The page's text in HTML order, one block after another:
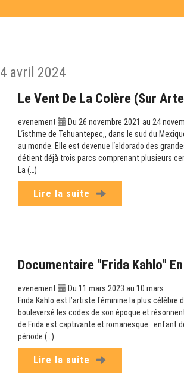
4 avril 2024
Le Vent De La Colère (sur
evenement
Du 26 novembre 2021 au 24
Lʹisthme de Tehuantepec,, dans le sud du
au monde. Elle est devenue lʹeldorado des
détient déjà trois parcs comprenant plusieurs
La (…)
Lire la suite
Documentaire "Frida Kahlo"
evenement
Du 11 mars 2023 au 10 mars
Frida Kahlo est l’artiste féminine la plus
bouleversé les codes de son époque et
de Frida est captivante et romanesque : enfant
période (…)
Lire la suite